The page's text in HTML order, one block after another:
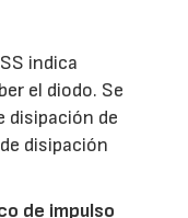
indica
el diodo. Se
disipación de
disipación
de impulso